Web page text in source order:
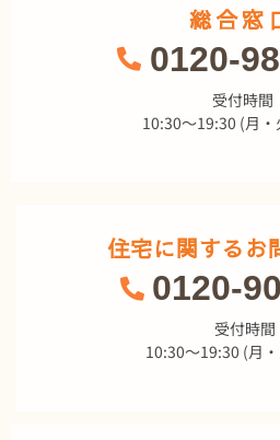
総合窓
0120-
受付時間
10:30～19:30 (月・
住宅に関するお
0120-
受付時間
10:30～19:30 (月